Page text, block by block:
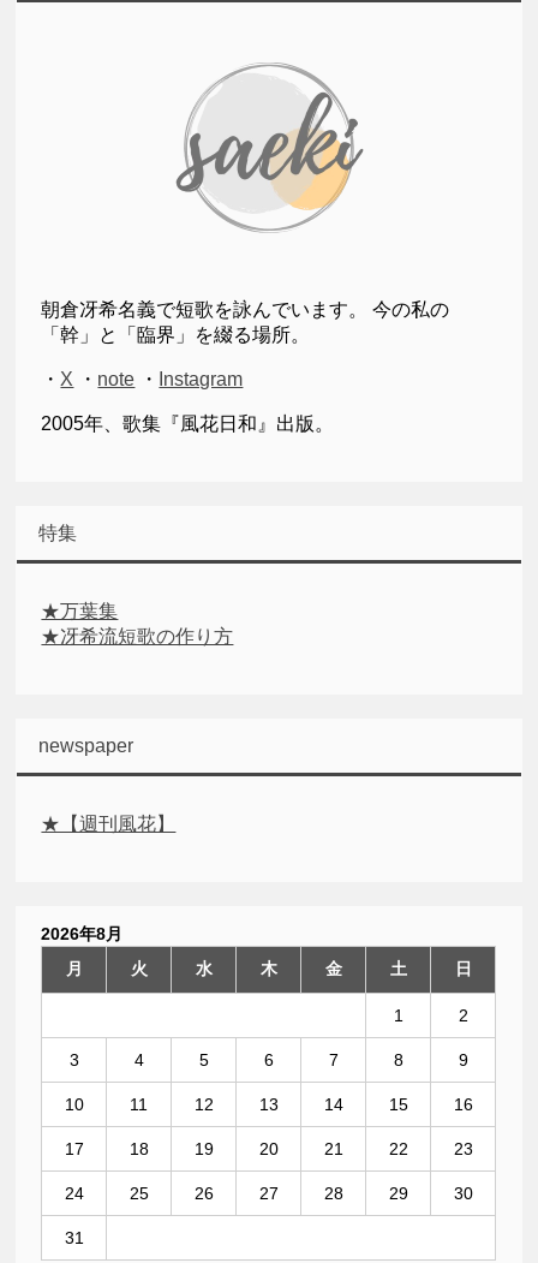
朝倉冴希名義で短歌を詠んでいます。 今の私の
「幹」と「臨界」を綴る場所。
・ X ・ note ・ Instagram
2005年、歌集『風花日和』出版。
特集
★万葉集
★冴希流短歌の作り方
newspaper
★【週刊風花】
2026年8月
月
火 水 木 金 土 日
1 2
3 4 5 6 7 8 9
10 11 12 13 14 15 16
17 18 19 20 21 22 23
24 25 26 27 28 29 30
31